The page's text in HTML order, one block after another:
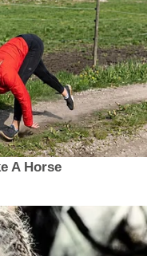
A Horse